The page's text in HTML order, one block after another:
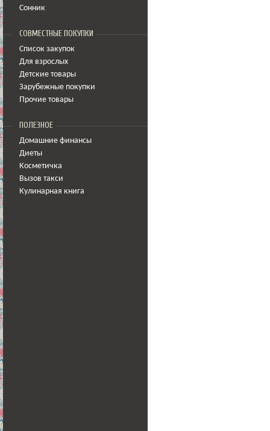
Сонник
СОВМЕСТНЫЕ ПОКУПКИ
Список закупок
Для взрослых
Детские товары
Зарубежные покупки
Прочие товары
ПОЛЕЗНОЕ
Домашние финансы
Диеты
Косметичка
Вызов такси
Кулинарная книга